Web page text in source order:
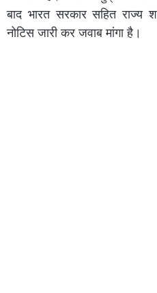
बाद भारत सरकार सहित
नोटिस जारी कर जवाब मांगा है।